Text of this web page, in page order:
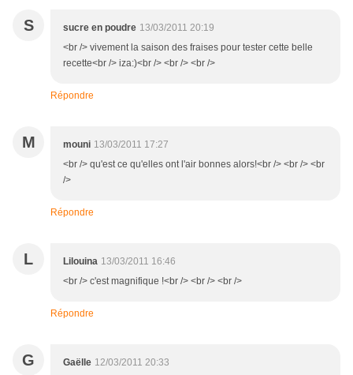
S sucre en poudre 13/03/2011 20:19
<br /> vivement la saison des fraises pour tester cette belle
recette<br /> iza:)<br /> <br /> <br />
Répondre
M mouni 13/03/2011 17:27
<br /> qu'est ce qu'elles ont l'air bonnes alors!<br /> <br /> <br
/>
Répondre
L Lilouina 13/03/2011 16:46
<br /> c'est magnifique !<br /> <br /> <br />
Répondre
G Gaëlle 12/03/2011 20:33